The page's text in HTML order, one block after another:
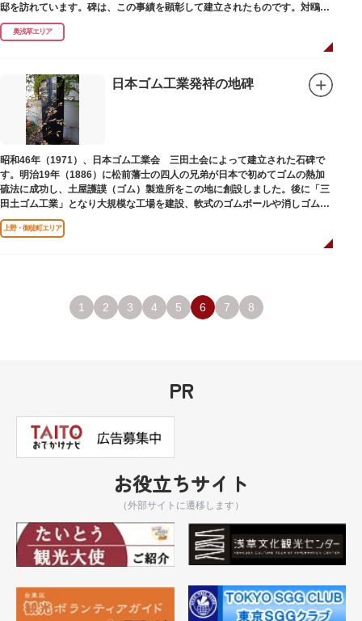
邸を訪れています。碑は、この事績を顕彰して建立されたものです。対鴎荘
は、多摩市連光寺に移築されました。
奥浅草エリア
日本ゴム工業発祥の地碑
昭和46年（1971）、日本ゴム工業会 三田土会によって建立された石碑で
す。明治19年（1886）に松前藩士の四人の兄弟が日本で初めてゴムの熱加
硫法に成功し、土屋護謨（ゴム）製造所をこの地に創設しました。後に「三
田土ゴム工業」となり大規模な工場を建設、軟式のゴムボールや消しゴムな
ど新しいゴム製品を次々に開発しました。
上野・御徒町エリア
1 2 3 4 5 6 7 8
PR
お役立ちサイト
（外部サイトに遷移します）